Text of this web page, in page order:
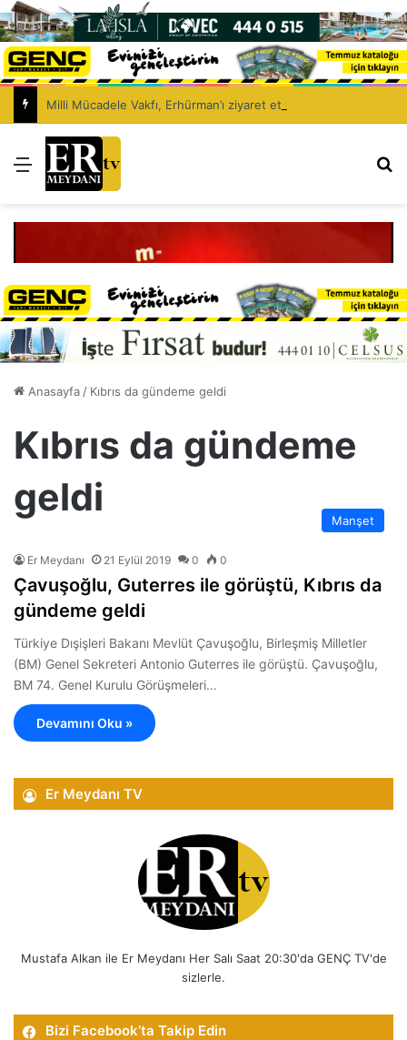
Menü
Anasayfa / Kıbrıs da gündeme geldi
Kıbrıs da gündeme
geldi
Manşet
Er Meydanı 21 Eylül 2019 0 0
Çavuşoğlu, Guterres ile görüştü, Kıbrıs da
gündeme geldi
Türkiye Dışişleri Bakanı Mevlüt Çavuşoğlu, Birleşmiş Milletler
(BM) Genel Sekreteri Antonio Guterres ile görüştü. Çavuşoğlu,
BM 74. Genel Kurulu Görüşmeleri…
Devamını Oku »
Er Meydanı TV
Mustafa Alkan ile Er Meydanı Her Salı Saat 20:30'da GENÇ TV'de
sizlerle.
Bizi Facebook’ta Takip Edin